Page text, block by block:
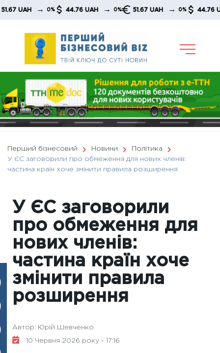
Skip
→ 0% 44.76 UAH → 0% 51.67 UAH → 0% 44.76 UAH
Перший бізнесовий Новини
Політика
У ЄС заговорили про обмеження для нових членів:
частина країн хоче змінити правила розширення
У ЄС заговорили
про обмеження для
нових членів:
частина країн хоче
змінити правила
розширення
Автор: Юрій Шевченко
10 Червня 2026 року - 17:16